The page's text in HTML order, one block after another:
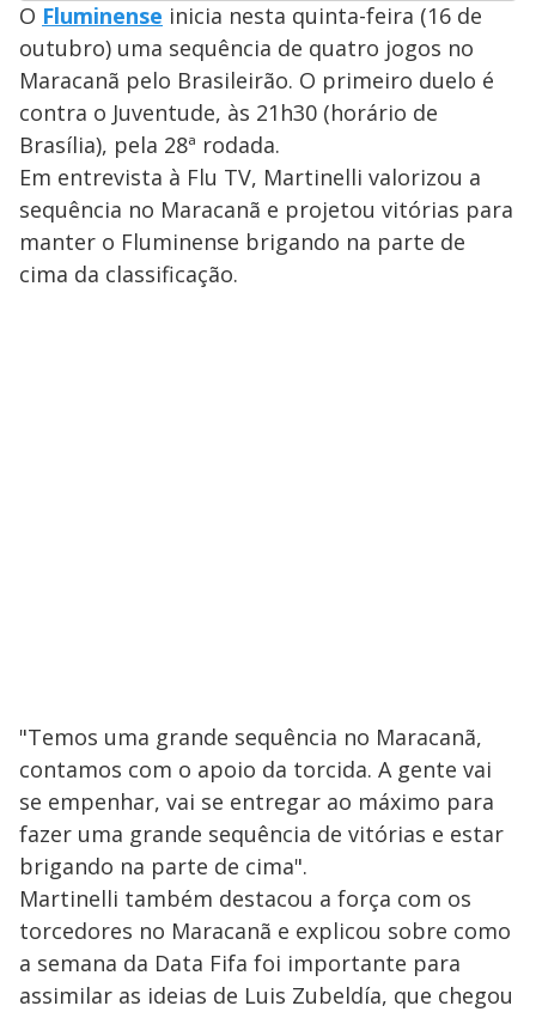
O Fluminense inicia nesta quinta-feira (16 de
outubro) uma sequência de quatro jogos no
Maracanã pelo Brasileirão. O primeiro duelo é
contra o Juventude, às 21h30 (horário de
Brasília), pela 28ª rodada.
Em entrevista à Flu TV, Martinelli valorizou a
sequência no Maracanã e projetou vitórias para
manter o Fluminense brigando na parte de
cima da classificação.
"Temos uma grande sequência no Maracanã,
contamos com o apoio da torcida. A gente vai
se empenhar, vai se entregar ao máximo para
fazer uma grande sequência de vitórias e estar
brigando na parte de cima".
Martinelli também destacou a força com os
torcedores no Maracanã e explicou sobre como
a semana da Data Fifa foi importante para
assimilar as ideias de Luis Zubeldía, que chegou